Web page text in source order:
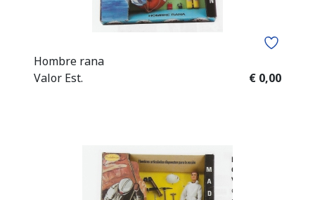
Hombre rana
Valor Est.
€ 0,00